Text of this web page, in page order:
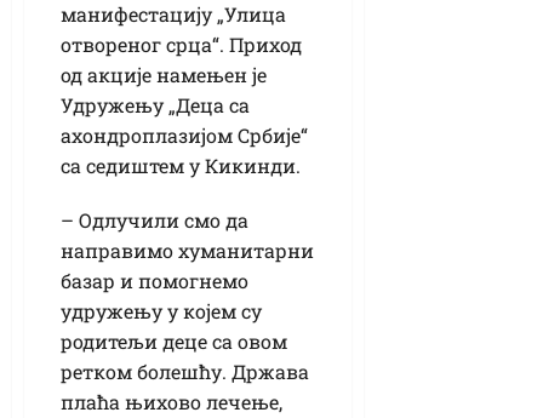
манифестацију „Улица
отвореног срца“. Приход
од акције намењен је
Удружењу „Деца са
ахондроплазијом Србије“
са седиштем у Кикинди.
– Одлучили смо да
направимо хуманитарни
базар и помогнемо
удружењу у којем су
родитељи деце са овом
ретком болешћу. Држава
плаћа њихово лечење,